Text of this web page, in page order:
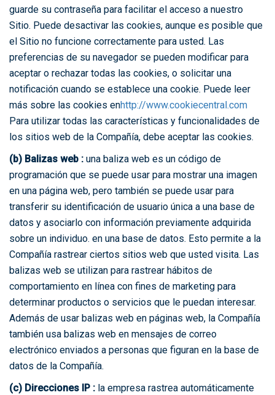
guarde su contraseña para facilitar el acceso a nuestro
Sitio. Puede desactivar las cookies, aunque es posible que
el Sitio no funcione correctamente para usted. Las
preferencias de su navegador se pueden modificar para
aceptar o rechazar todas las cookies, o solicitar una
notificación cuando se establece una cookie. Puede leer
más sobre las cookies enhttp://www.cookiecentral.com
Para utilizar todas las características y funcionalidades de
los sitios web de la Compañía, debe aceptar las cookies.
(b) Balizas web : una baliza web es un código de
programación que se puede usar para mostrar una imagen
en una página web, pero también se puede usar para
transferir su identificación de usuario única a una base de
datos y asociarlo con información previamente adquirida
sobre un individuo. en una base de datos. Esto permite a la
Compañía rastrear ciertos sitios web que usted visita. Las
balizas web se utilizan para rastrear hábitos de
comportamiento en línea con fines de marketing para
determinar productos o servicios que le puedan interesar.
Además de usar balizas web en páginas web, la Compañía
también usa balizas web en mensajes de correo
electrónico enviados a personas que figuran en la base de
datos de la Compañía.
(c) Direcciones IP : la empresa rastrea automáticamente